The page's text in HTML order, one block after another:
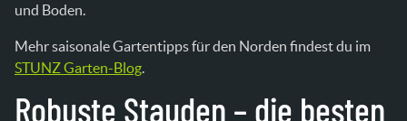
und Boden.
Mehr saisonale Gartentipps für den Norden findest du im
STUNZ Garten-Blog
Robuste Stauden – die besten